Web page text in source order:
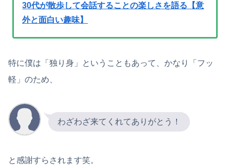
30代が散歩して会話することの楽しさを語る【意
外と面白い趣味】
特に僕は「独り身」ということもあって、かなり「フッ
軽」のため、
わざわざ来てくれてありがとう！
と感謝すらされます笑。